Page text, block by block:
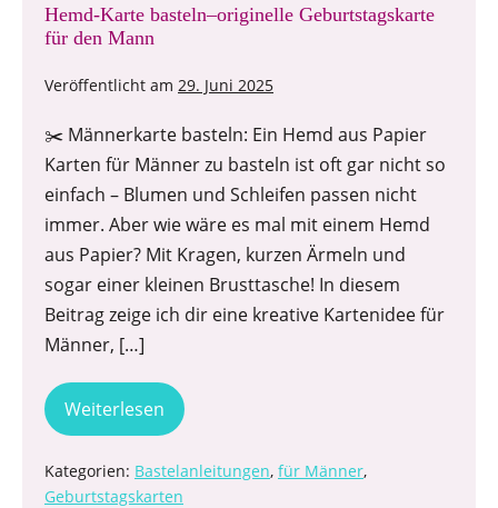
Hemd-Karte basteln–originelle Geburtstagskarte
für den Mann
Veröffentlicht am 29. Juni 2025
✂️ Männerkarte basteln: Ein Hemd aus Papier
Karten für Männer zu basteln ist oft gar nicht so
einfach – Blumen und Schleifen passen nicht
immer. Aber wie wäre es mal mit einem Hemd
aus Papier? Mit Kragen, kurzen Ärmeln und
sogar einer kleinen Brusttasche! In diesem
Beitrag zeige ich dir eine kreative Kartenidee für
Männer, […]
Weiterlesen
Kategorien: Bastelanleitungen, für Männer,
Geburtstagskarten